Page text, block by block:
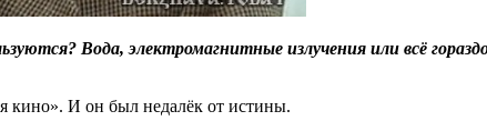
Вода, электромагнитные излучения или всё
кино». И он был недалёк от истины.